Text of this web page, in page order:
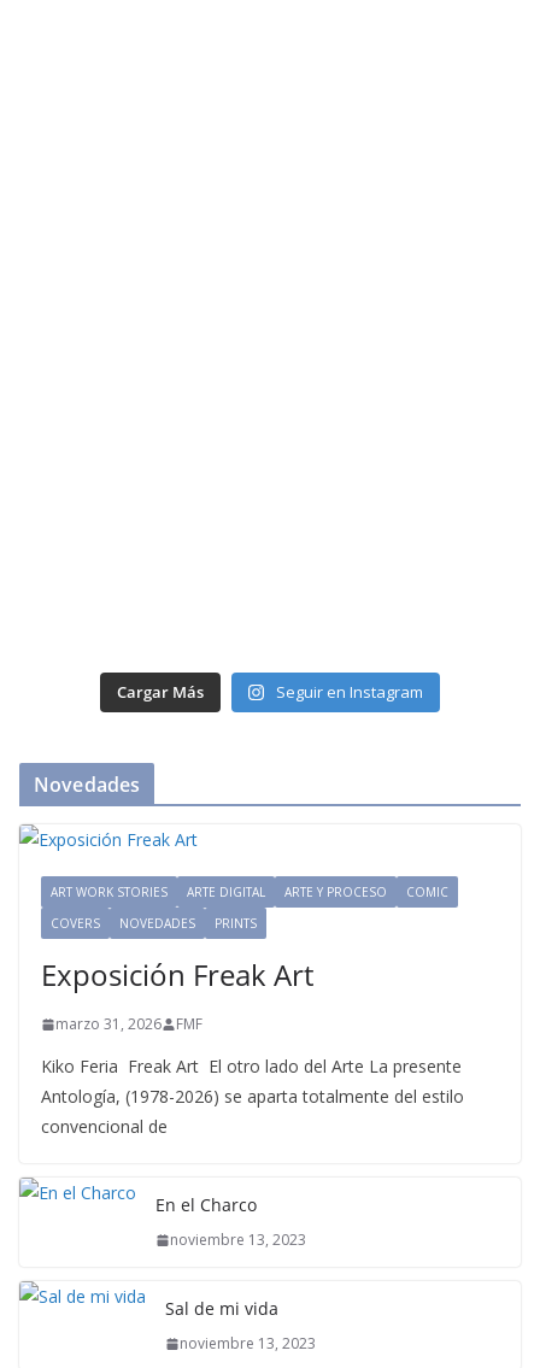
Cargar Más Seguir en Instagram
Novedades
ART WORK STORIES ARTE DIGITAL ARTE Y PROCESO
COMIC
COVERS
NOVEDADES PRINTS
Exposición Freak Art
marzo 31, 2026 FMF
Kiko Feria Freak Art El otro lado del Arte La presente
Antología, (1978-2026) se aparta totalmente del estilo
convencional de
En el Charco
noviembre 13, 2023
Sal de mi vida
noviembre 13, 2023